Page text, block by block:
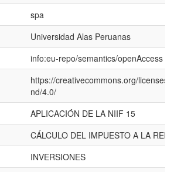
spa
Universidad Alas Peruanas
info:eu-repo/semantics/openAccess
https://creativecommons.org/licenses/
nd/4.0/
APLICACIÓN DE LA NIIF 15
CÁLCULO DEL IMPUESTO A LA
INVERSIONES